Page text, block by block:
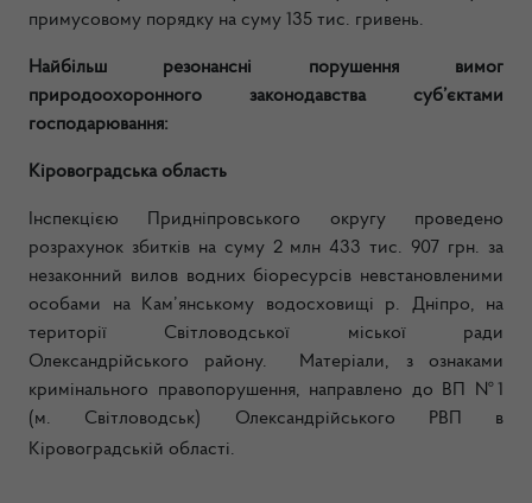
примусовому порядку на суму 135 тис. гривень.
Найбільш резонансні порушення вимог
природоохоронного законодавства суб’єктами
господарювання:
Кіровоградська область
Інспекцією Придніпровського округу проведено
розрахунок збитків на суму 2 млн 433 тис. 907 грн. за
незаконний вилов водних біоресурсів невстановленими
особами на Кам’янському водосховищі р. Дніпро, на
території Світловодської міської ради
Олександрійського району. Матеріали, з ознаками
кримінального правопорушення, направлено до ВП №1
(м. Світловодськ) Олександрійського РВП в
Кіровоградській області.